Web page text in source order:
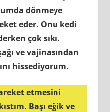
dönmeye
eder. Onu kedi
çok sıkı.
ve vajinasından
hissediyorum.
etmesini
Başı eğik ve